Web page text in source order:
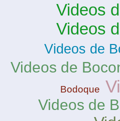
Videos
Videos
Videos de
Videos de
Bodoque
Videos de